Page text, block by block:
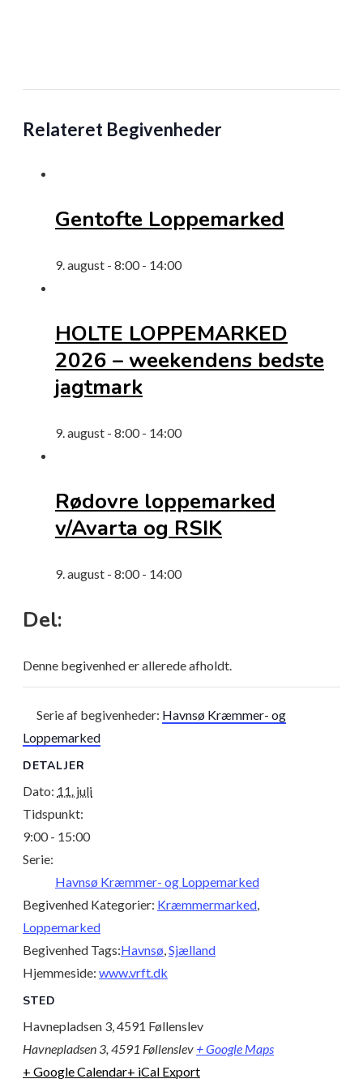
Relateret Begivenheder
Gentofte Loppemarked
9. august - 8:00- 14:00
HOLTE LOPPEMARKED
2026 – weekendens bedste
jagtmark
9. august - 8:00- 14:00
Rødovre loppemarked
v/Avarta og RSIK
9. august - 8:00- 14:00
Del:
Denne begivenhed er allerede afholdt.
Serie af begivenheder: Havnsø Kræmmer- og
Loppemarked
DETALJER
Dato: 11. juli
Tidspunkt:
9:00 - 15:00
Serie:
Havnsø Kræmmer- og Loppemarked
Begivenhed Kategorier: Kræmmermarked,
Loppemarked
Begivenhed Tags:Havnsø,Sjælland
Hjemmeside: www.vrft.dk
STED
Havnepladsen 3, 4591 Føllenslev
Havnepladsen 3, 4591 Føllenslev + Google Maps
+ Google Calendar+ iCal Export